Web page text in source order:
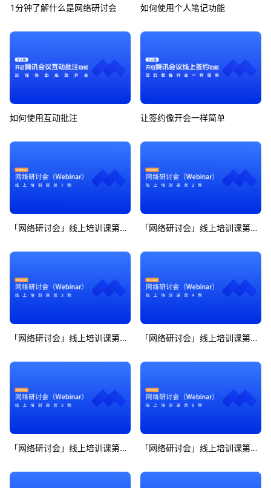
1分钟了解什么是网络研讨会 如何使用个人笔记功能
如何使用互动批注 让签约像开会一样简单
「网络研讨会」线上培训课第1期 「网络研讨会」线上培训课第2期
「网络研讨会」线上培训课第3期 「网络研讨会」线上培训课第4期
「网络研讨会」线上培训课第5期 「网络研讨会」线上培训课第6期